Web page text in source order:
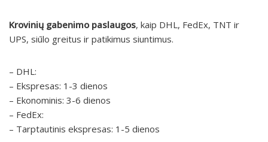
Krovinių gabenimo paslaugos, kaip DHL, FedEx, TNT ir
UPS, siūlo greitus ir patikimus siuntimus.
– DHL:
– Ekspresas: 1-3 dienos
– Ekonominis: 3-6 dienos
– FedEx:
– Tarptautinis ekspresas: 1-5 dienos